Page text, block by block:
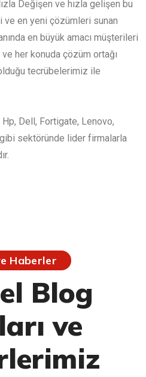
Değişen ve hızla gelişen bu
ve en yeni çözümleri sunan
en büyük amacı müşterileri
her konuda çözüm ortağı
tecrübelerimiz ile
Dell, Fortigate, Lenovo,
sektöründe lider firmalarla
Haberler
Blog
ve